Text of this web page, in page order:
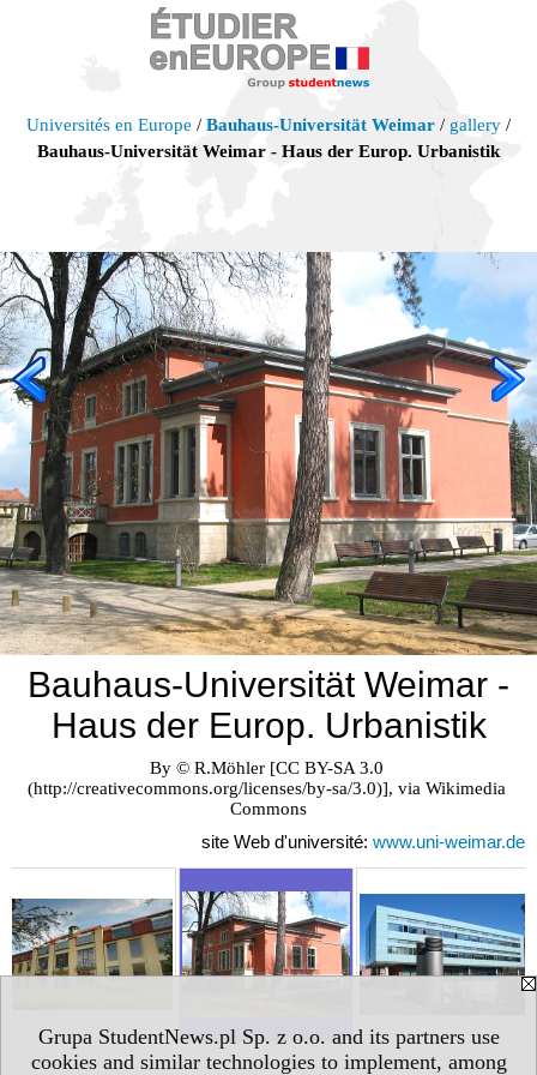
Grupa StudentNews.pl Sp. z o.o. and its partners use
cookies and similar technologies to implement, among
Universités en Europe / Bauhaus-Universität Weimar / gallery /
Bauhaus-Universität Weimar - Haus der Europ. Urbanistik
Bauhaus-Universität Weimar -
Haus der Europ. Urbanistik
By © R.Möhler [CC BY-SA 3.0
(http://creativecommons.org/licenses/by-sa/3.0)], via Wikimedia
Commons
site Web d'université: www.uni-weimar.de